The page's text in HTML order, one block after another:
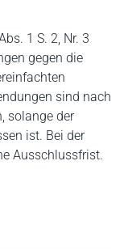
1 S. 2, Nr. 3
gegen die
sind nach
solange der
ist. Bei der
Ausschlussfrist.